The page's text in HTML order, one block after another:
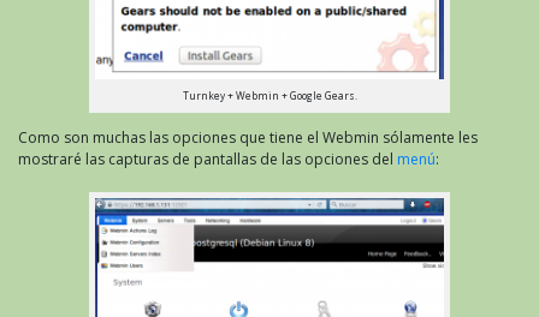
Turnkey + Webmin + Google Gears.
Como son muchas las opciones que tiene el Webmin sólamente les
mostraré las capturas de pantallas de las opciones del menú: